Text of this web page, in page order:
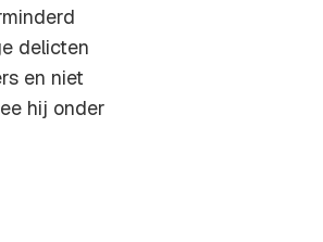
delicten
en niet
hij onder